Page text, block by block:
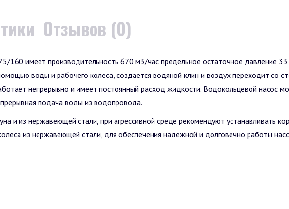
Отзывов (0)
160 имеет производительность 670 м3/час предельное остаточное давление
воды и рабочего колеса, создается водяной клин и воздух переходит со
непрерывно и имеет постоянный расход жидкости. Водокольцевой насос
подача воды из водопровода.
и из нержавеющей стали, при агрессивной среде рекомендуют устанавливать
из нержавеющей стали, для обеспечения надежной и долговечно работы